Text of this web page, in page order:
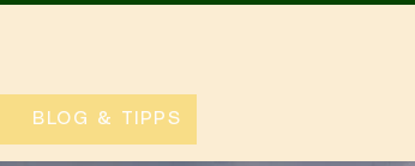
BLOG & TIPPS